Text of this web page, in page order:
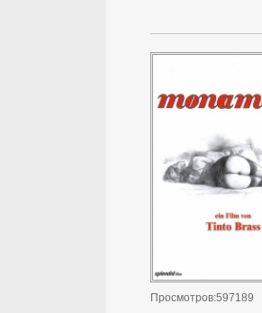
Просмотров:597189